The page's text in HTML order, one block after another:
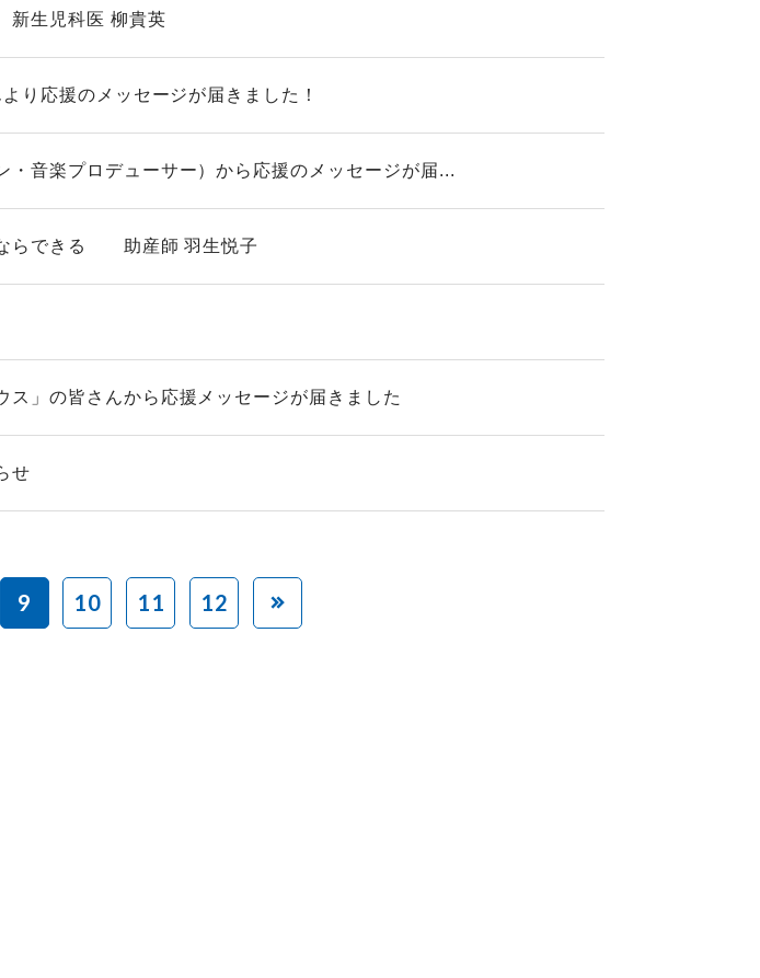
新生児科医 柳貴英
り応援のメッセージが届きました！
・音楽プロデューサー）から応援のメッセージが届...
ならできる 助産師 羽生悦子
ス」の皆さんから応援メッセージが届きました
せ
9 10 11 12